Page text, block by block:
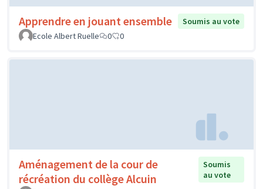
Apprendre en jouant ensemble
Soumis au vote
Ecole Albert Ruelle
0 0
Aménagement de la cour de
récréation du collège Alcuin
Soumis
au vote